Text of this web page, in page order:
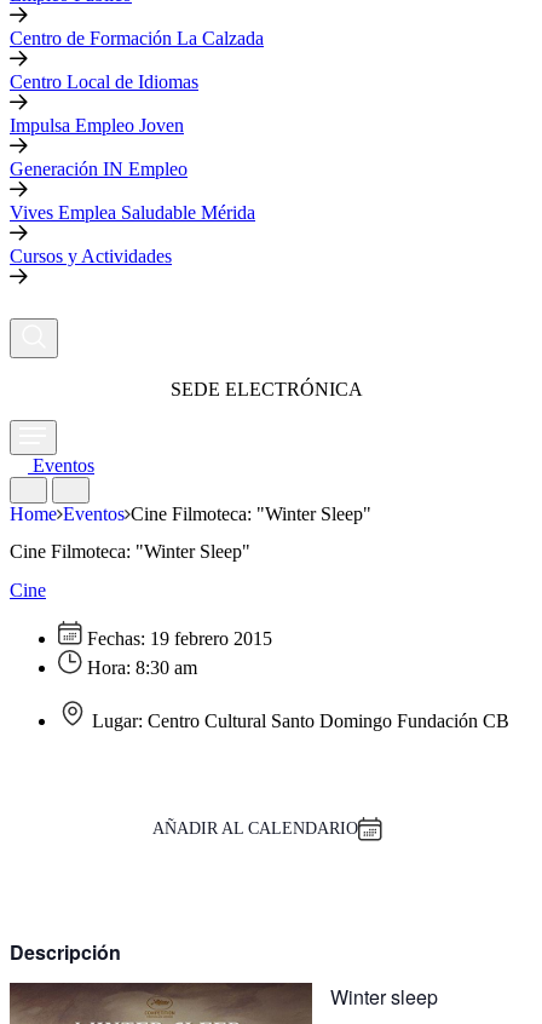
Centro de Formación La Calzada
Centro Local de Idiomas
Impulsa Empleo Joven
Generación IN Empleo
Vives Emplea Saludable Mérida
Cursos y Actividades
SEDE ELECTRÓNICA
Eventos
Home Eventos Cine Filmoteca: "Winter Sleep"
Cine Filmoteca: "Winter Sleep"
Cine
Fechas: 19 febrero 2015
Hora: 8:30 am
Lugar: Centro Cultural Santo Domingo Fundación CB
AÑADIR AL CALENDARIO
Descripción
Winter sleep